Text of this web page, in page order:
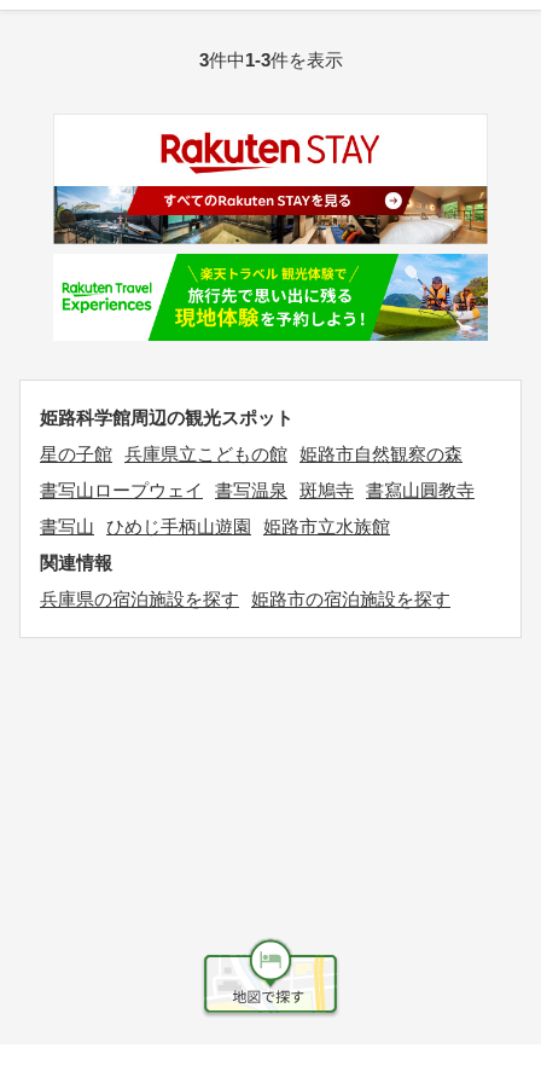
3件中1-3件を表示
姫路科学館周辺の観光スポット
星の子館 兵庫県立こどもの館 姫路市自然観察の森
書写山ロープウェイ
書写温泉 斑鳩寺 書寫山圓教寺
書写山
ひめじ手柄山遊園
姫路市立水族館
関連情報
兵庫県の宿泊施設を探す
姫路市の宿泊施設を探す